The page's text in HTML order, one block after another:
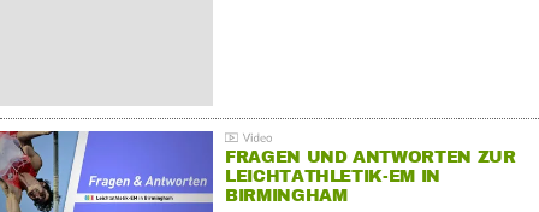
FRAGEN UND ANTWORTEN ZUR
LEICHTATHLETIK-EM IN
BIRMINGHAM